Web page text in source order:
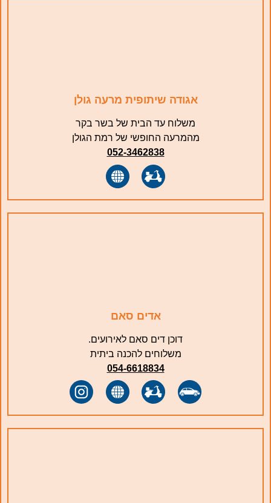
אגודה שיתופית מרעה גולן
משלוח עד הבית של בשר בקר
מהמרעה החופשי של רמת הגולן
052-3462838
אדים סאם
דוכן דים סאם לאירועים.
משלוחים להכנה ביתית
054-6618834